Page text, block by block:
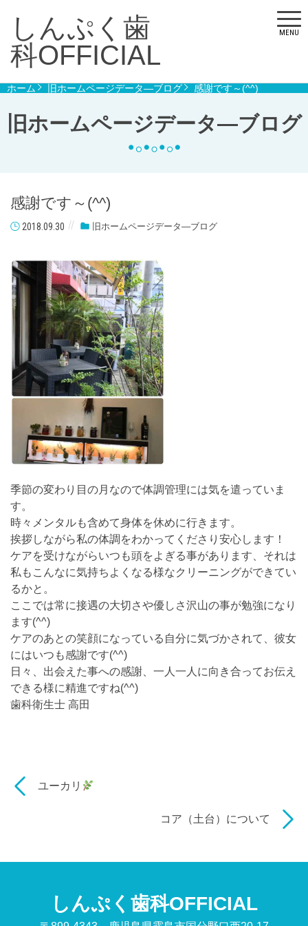
しんぷく歯
科OFFICIAL
MENU
旧ホームページデータ―ブログ
ホーム 旧ホームページデータ―ブログ 感謝です～(^^)
感謝です～(^^)
2018.09.30 旧ホームページデータ―ブログ
季節の変わり目の月なので体調管理には気を遣っていま
す。
時々メンタルも含めて身体を休めに行きます。
挨拶しながら私の体調をわかってくださり安心します！
ケアを受けながらいつも頭をよぎる事があります、それは
私もこんなに気持ちよくなる様なクリーニングができてい
るかと。
ここでは常に接遇の大切さや優しさ沢山の事が勉強になり
ます(^^)
ケアのあとの笑顔になっている自分に気づかされて、彼女
にはいつも感謝です(^^)
日々、出会えた事への感謝、一人一人に向き合ってお伝え
できる様に精進ですね(^^)
歯科衛生士 高田
ユーカリ
コア（土台）について
しんぷく歯科OFFICIAL